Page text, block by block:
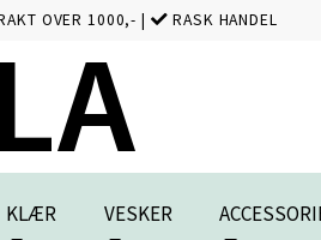
OVER 1000,- | RASK HANDEL
KLÆR VESKER